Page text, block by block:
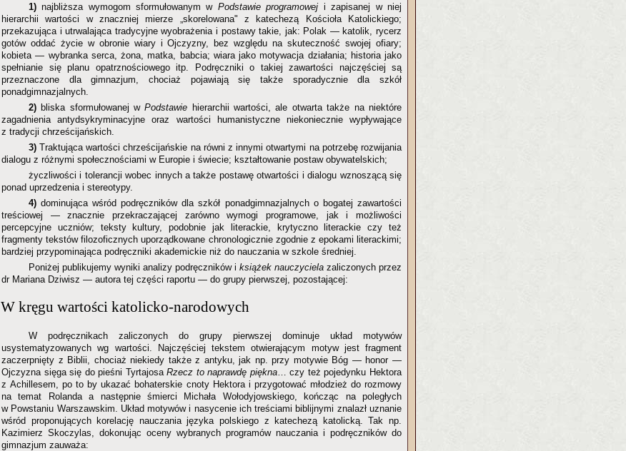
1)najbliższa wymogom sformułowanym w Podstawie programowej i zapisanej w niej
hierarchii wartości w znaczniej mierze „skorelowana" z katechezą Kościoła Katolickiego;
przekazująca i utrwalająca tradycyjne wyobrażenia i postawy takie, jak: Polak — katolik, rycerz
gotów oddać życie w obronie wiary i Ojczyzny, bez względu na skuteczność swojej ofiary;
kobieta — wybranka serca, żona, matka, babcia; wiara jako motywacja działania; historia jako
spełnianie się planu opatrznościowego itp. Podręczniki o takiej zawartości najczęściej są
przeznaczone dla gimnazjum, chociaż pojawiają się także sporadycznie dla szkół
ponadgimnazjalnych.
2) bliska sformułowanej wPodstawie hierarchii wartości, ale otwarta także na niektóre
zagadnienia antydsykryminacyjne oraz wartości humanistyczne niekoniecznie wypływające
z tradycji chrześcijańskich.
3) Traktująca wartości chrześcijańskie na równi z innymi otwartymi na potrzebę rozwijania
dialogu z różnymi społecznościami w Europie i świecie; kształtowanie postaw obywatelskich;
życzliwości i tolerancji wobec innych a także postawę otwartości i dialogu wznoszącą się
ponad uprzedzenia i stereotypy.
4) dominująca wśród podręczników dla szkół ponadgimnazjalnych o bogatej zawartości
treściowej — znacznie przekraczającej zarówno wymogi programowe, jak i możliwości
percepcyjne uczniów; teksty kultury, podobnie jak literackie, krytyczno literackie czy też
fragmenty tekstów filozoficznych uporządkowane chronologicznie zgodnie z epokami literackimi;
bardziej przypominająca podręczniki akademickie niż do nauczania w szkole średniej.
Poniżej publikujemy wyniki analizy podręczników i książek nauczycielazaliczonych przez
dr Mariana Dziwisz — autora tej części raportu — do grupy pierwszej, pozostającej:
W kręgu wartości katolicko-narodowych
W podręcznikach zaliczonych do grupy pierwszej dominuje układ motywów
usystematyzowanych wg wartości. Najczęściej tekstem otwierającym motyw jest fragment
zaczerpnięty z Biblii, chociaż niekiedy także z antyku, jak np. przy motywie Bóg — honor —
Ojczyzna sięga się do pieśni TyrtajosaRzecz to naprawdę piękna… czy też pojedynku Hektora
z Achillesem, po to by ukazać bohaterskie cnoty Hektora i przygotować młodzież do rozmowy
na temat Rolanda a następnie śmierci Michała Wołodyjowskiego, kończąc na poległych
w Powstaniu Warszawskim. Układ motywów i nasycenie ich treściami biblijnymi znalazł uznanie
wśród proponujących korelację nauczania języka polskiego z katechezą katolicką. Tak np.
Kazimierz Skoczylas, dokonując oceny wybranych programów nauczania i podręczników do
gimnazjum zauważa: